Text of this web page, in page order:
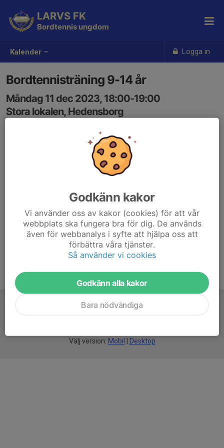
Kalender Logga in
LARVS FK
Bordtennis ungdom
Bordtennisträning 9-14 år
Måndag 11 dec 2023, 18:00-19:00
Stora lokalen, Hedensborg
Välj version: Mobil Desktop
Godkänn kakor
Vi använder oss av kakor (cookies) för att vår
webbplats ska fungera bra för dig. De används
även för webbanalys i syfte att hjälpa oss att
förbättra våra tjänster.
Så använder vi cookies
Godkänn alla kakor
Bara nödvändiga